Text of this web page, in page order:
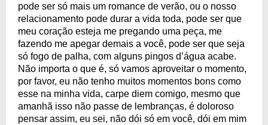
pode ser só mais um romance de verão, ou o nosso
relacionamento pode durar a vida toda, pode ser que
meu coração esteja me pregando uma peça, me
fazendo me apegar demais a você, pode ser que seja
só fogo de palha, com alguns pingos d’água acabe.
Não importa o que é, só vamos aproveitar o momento,
por favor, eu não tenho muitos momentos bons como
esse na minha vida, carpe diem comigo, mesmo que
amanhã isso não passe de lembranças, é doloroso
pensar assim, eu sei, não dói só em você, dói em mim